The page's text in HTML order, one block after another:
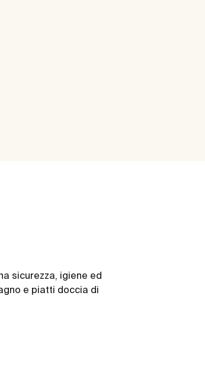
sicurezza, igiene ed
e piatti doccia di